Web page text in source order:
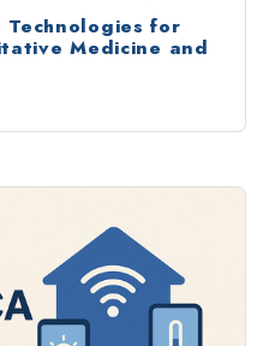
Technologies for
Medicine and